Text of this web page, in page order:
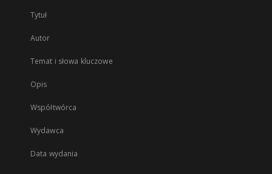
Tytuł
Autor
Temat i słowa kluczowe
Opis
Współtwórca
Wydawca
Data wydania